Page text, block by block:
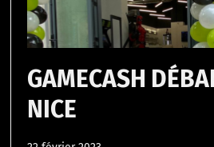
GAMECASH
NICE